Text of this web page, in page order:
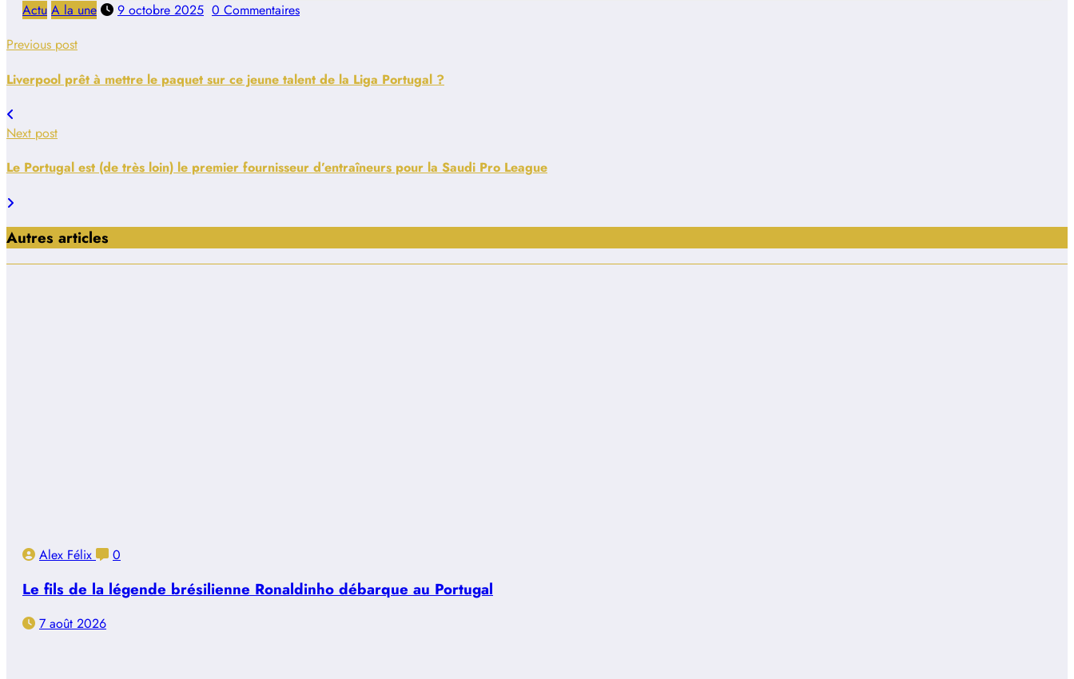
Actu A la une 9 octobre 2025 0 Commentaires
Previous post
Liverpool prêt à mettre le paquet sur ce jeune talent de la Liga Portugal ?
Next post
Le Portugal est (de très loin) le premier fournisseur d’entraîneurs pour la Saudi Pro League
Autres articles
Alex Félix 0
Le fils de la légende brésilienne Ronaldinho débarque au Portugal
7 août 2026